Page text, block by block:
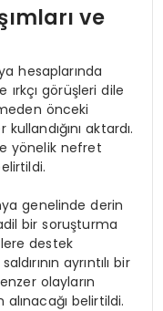
ve
hesaplarında
ırkçı görüşleri dile
önceki
aktardı.
yönelik nefret
genelinde derin
bir soruşturma
destek
ayrıntılı bir
olayların
belirtildi.